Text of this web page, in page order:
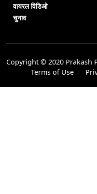
वायरल विडिओ
चुनाव
Copyright © 2020 Prakash
Terms of Use